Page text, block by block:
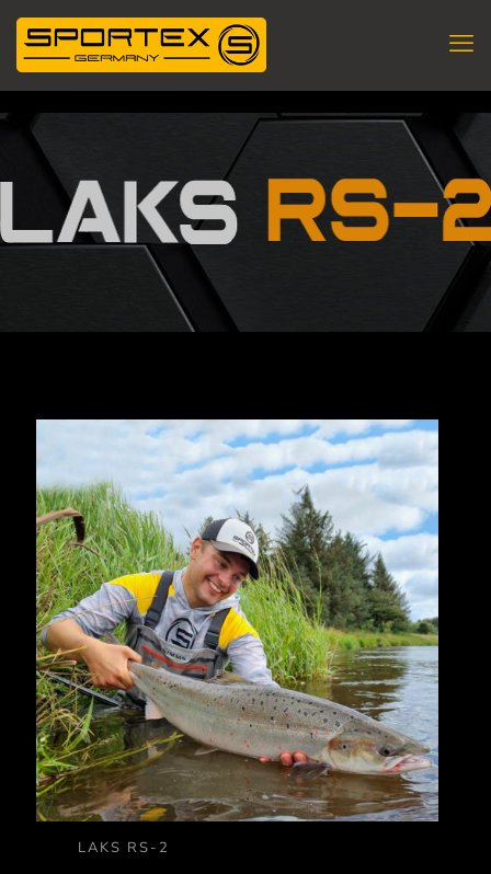
LAKS RS-2